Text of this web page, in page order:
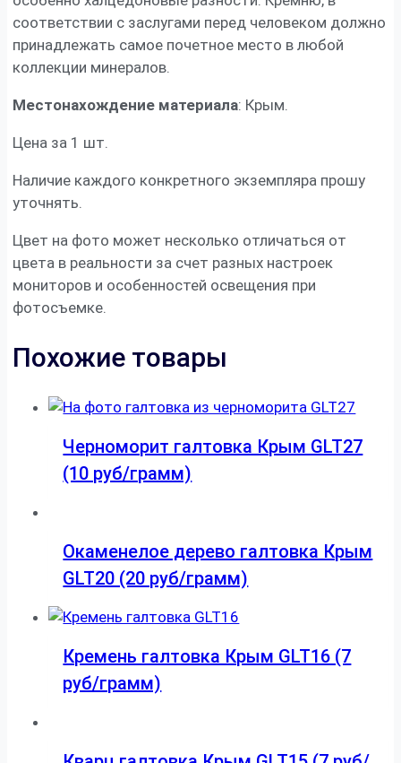
соответствии с заслугами перед человеком должно
принадлежать самое почетное место в любой
коллекции минералов.
Местонахождение материала: Крым.
Цена за 1 шт.
Наличие каждого конкретного экземпляра прошу
уточнять.
Цвет на фото может несколько отличаться от
цвета в реальности за счет разных настроек
мониторов и особенностей освещения при
фотосъемке.
Похожие товары
Черноморит галтовка Крым GLT27
(10 руб/грамм)
Окаменелое дерево галтовка Крым
GLT20 (20 руб/грамм)
Кремень галтовка Крым GLT16 (7
руб/грамм)